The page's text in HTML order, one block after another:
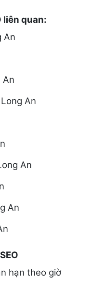
liên quan:
An
An
An
An
An
hạn theo giờ